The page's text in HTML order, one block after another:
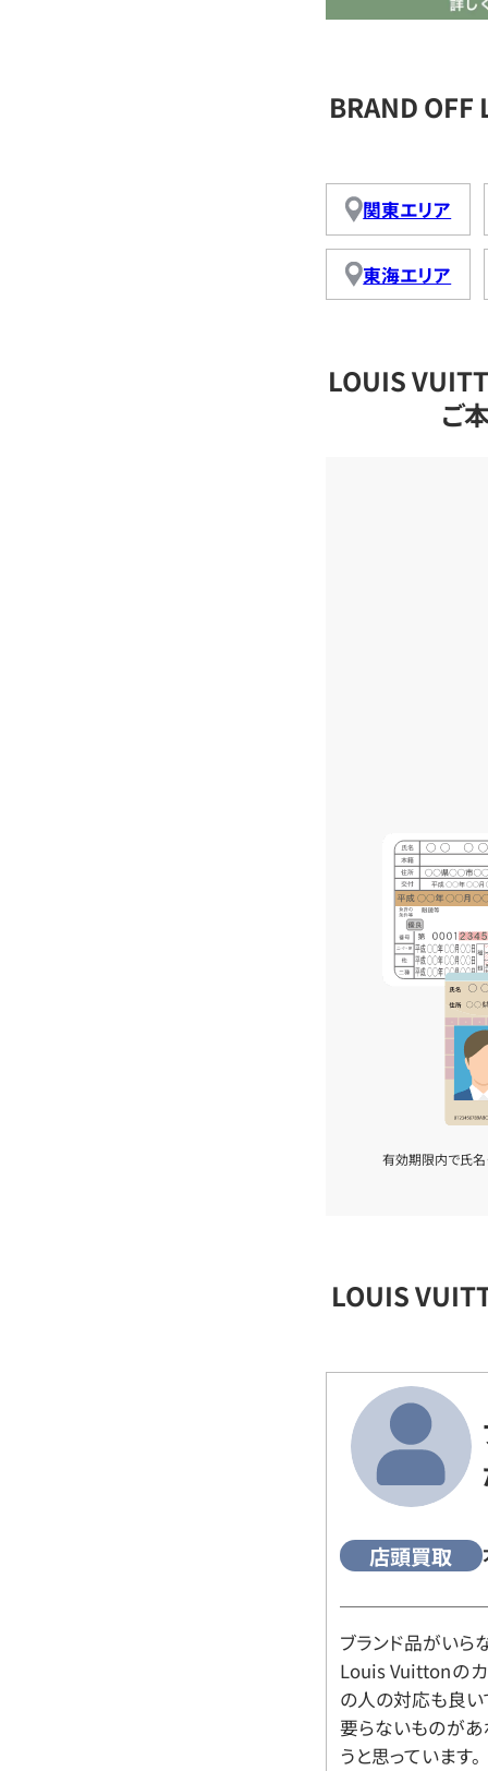
BRAND
関東エリア
東海エリア
LOUIS
ご
有効期限内で氏名
LOUIS
店頭買取
ブランド品がいら
Louis Vuittonの
の人の対応も良い
要らないものがあ
うと思っています。